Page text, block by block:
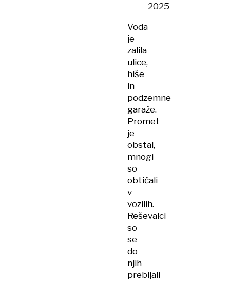
2025
Voda
je
zalila
ulice,
hiše
in
podzemne
garaže.
Promet
je
obstal,
mnogi
so
obtičali
v
vozilih.
Reševalci
so
se
do
njih
prebijali